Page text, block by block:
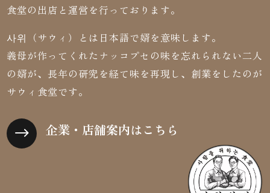
食堂の出店と運営を行っております。
사위（サウィ）とは日本語で婿を意味します。
義母が作ってくれたナッコプセの味を忘れられない二人
の婿が、長年の研究を経て味を再現し、創業をしたのが
サウィ食堂です。
$ 企業・店舗案内はこちら